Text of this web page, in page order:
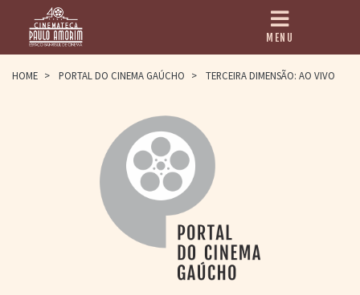
HOME
PAULO AMORIM
> HISTÓRIA
> HOMENAGEADOS
> EQUIPE
> ASSOCIAÇÃO DOS
> BIBLIOTECA
ROMEU GRIMALDI
MENU
HOME > PORTAL DO CINEMA GAÚCHO > TERCEIRA DIMENSÃO: AO VIVO